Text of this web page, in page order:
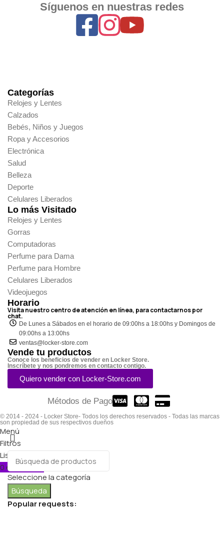
Síguenos en nuestras redes
Categorías
Relojes y Lentes
Calzados
Bebés, Niños y Juegos
Ropa y Accesorios
Electrónica
Salud
Belleza
Deporte
Celulares Liberados
Lo más Visitado
Relojes y Lentes
Gorras
Computadoras
Perfume para Dama
Perfume para Hombre
Celulares Liberados
Videojuegos
Horario
Visita nuestro centro de atención en línea, para contactarnos por
chat.
De Lunes a Sábados en el horario de 09:00hs a 18:00hs y Domingos de
09:00hs a 13:00hs
ventas@locker-store.com
Vende tu productos
Conoce los beneficios de vender en Locker Store.
Inscríbete y nos pondremos en contacto contigo.
Quiero vender con Locker-Store.com
Métodos de Pago
© 2014 - 2024 - Locker Store- Todos los derechos reservados - Todas las marcas
son propiedad de sus respectivos dueños
Seleccione la categoría
Búsqueda
Popular requests:
Menú
Filtros
Lista de deseos
0 elementosCarro